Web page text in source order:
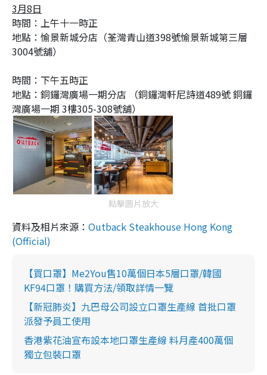
3月8日
時間：上午十一時正
地點：愉景新城分店（荃灣青山道398號愉景新城第三層
3004號舖）
時間：下午五時正
地點：銅鑼灣廣場一期分店 （銅鑼灣軒尼詩道489號 銅鑼
灣廣場一期 3樓305-308號舖）
點擊圖片放大
資料及相片來源： Outback Steakhouse Hong Kong
(Official)
【買口罩】Me2You售10萬個日本5層口罩/韓國
KF94口罩！購買方法/領取詳情一覽
【新冠肺炎】九巴母公司設立口罩生產線 首批口罩
派發予員工使用
香港紫花油宣布設本地口罩生產線 料月產400萬個
獨立包裝口罩